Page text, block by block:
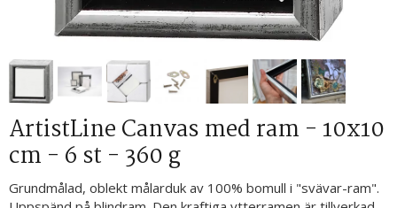
ArtistLine Canvas med ram - 10x10
cm - 6 st - 360 g
Grundmålad, oblekt målarduk av 100% bomull i "svävar-ram".